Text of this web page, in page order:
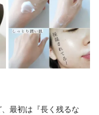
最初は『長く残るな